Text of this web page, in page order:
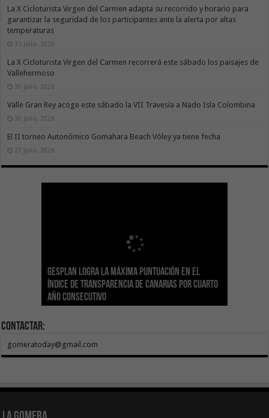
La X Cicloturista Virgen del Carmen adapta su recorrido y horario para
garantizar la seguridad de los participantes ante la alerta por altas
temperaturas
31 julio, 2026
La X Cicloturista Virgen del Carmen recorrerá este sábado los paisajes de
Vallehermoso
30 julio, 2026
Valle Gran Rey acoge este sábado la VII Travesía a Nado Isla Colombina
30 julio, 2026
El II torneo Autonómico Gomahara Beach Vóley ya tiene fecha
27 julio, 2026
Gesplan logra la máxima puntuación en el
Índice de Transparencia de Canarias por cuarto
año consecutivo
El Gobierno canario concede ayudas del
POSEICAN-Pesca al sector por valor de 7,09 M€
tras aumentar las cuantías
Transición Ecológica coordina con Ashotel su
adhesión a la Red de Refugios Climáticos de
Canarias
Visocan incorpora 170 pisos a su parque de
vivienda protegida en régimen de alquiler
asequible de Tenerife
Sanidad refuerza la capacidad diagnóstica de
los centros de salud con el impulso de la
ecografía clínica
El Gobierno de Canarias convoca el Concurso de
Sal Marina Agrocanarias 2026
Contactar:
gomeratoday@gmail.com